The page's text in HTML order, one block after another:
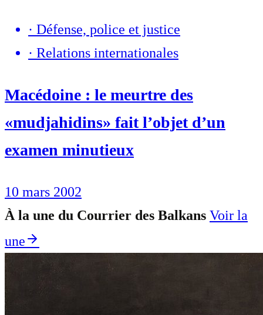
· Défense, police et justice
· Relations internationales
Macédoine : le meurtre des
«mudjahidins» fait l’objet d’un
examen minutieux
10 mars 2002
À la une du Courrier des Balkans Voir la
une